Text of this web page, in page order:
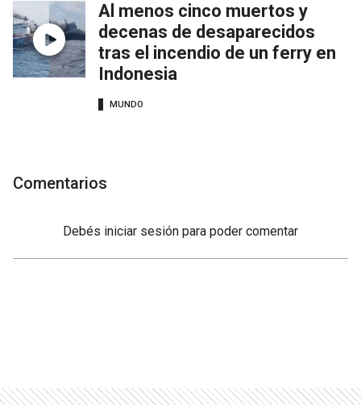
Al menos cinco muertos y
decenas de desaparecidos
tras el incendio de un ferry en
Indonesia
MUNDO
Comentarios
Debés iniciar sesión para poder comentar